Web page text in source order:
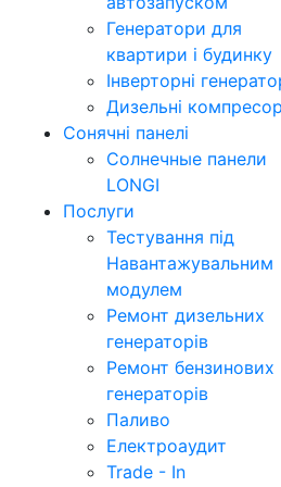
Генератори для
квартири і будинку
Інверторні
Дизельні
Сонячні панелі
Солнечные панели
LONGI
Послуги
Тестування під
Навантажувальним
модулем
Ремонт дизельних
генераторів
Ремонт бензинових
генераторів
Паливо
Електроаудит
Trade - In